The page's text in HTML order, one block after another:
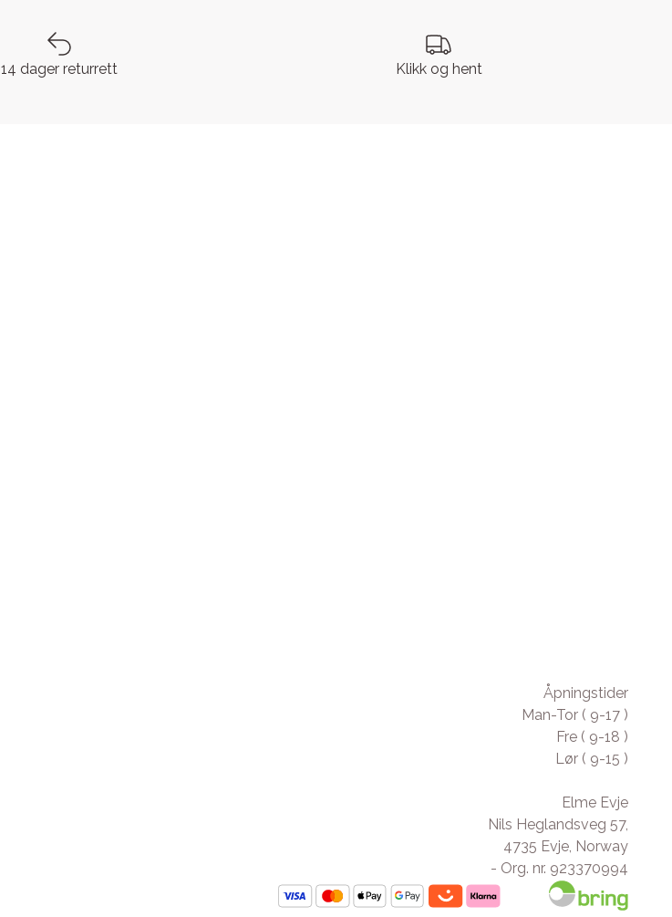
14 dager returrett Klikk og hent
Åpningstider
Man-Tor ( 9-17 )
Fre ( 9-18 )
Lør ( 9-15 )
Elme Evje
Nils Heglandsveg 57,
4735 Evje, Norway
- Org. nr. 923370994